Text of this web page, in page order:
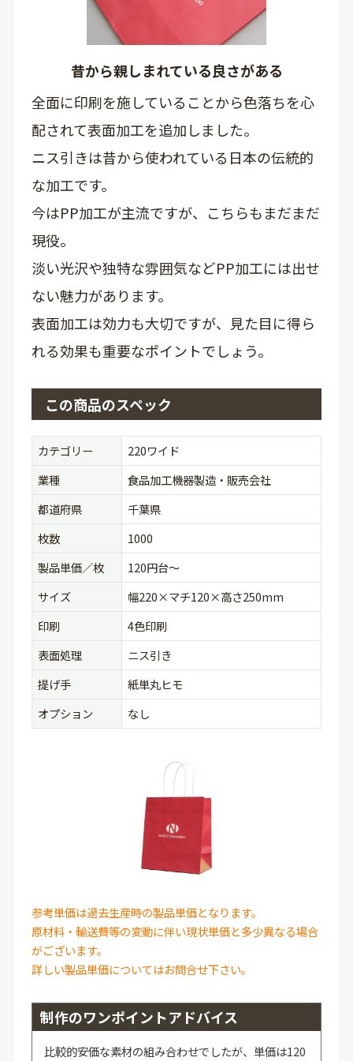
昔から親しまれている良さがある
全面に印刷を施していることから色落ちを心
配されて表面加工を追加しました。
ニス引きは昔から使われている日本の伝統的
な加工です。
今はPP加工が主流ですが、こちらもまだまだ
現役。
淡い光沢や独特な雰囲気などPP加工には出せ
ない魅力があります。
表面加工は効力も大切ですが、見た目に得ら
れる効果も重要なポイントでしょう。
この商品のスペック
カテゴリー
220ワイド
業種
食品加工機器製造・販売会社
都道府県
千葉県
枚数
1000
製品単価／枚
120円台〜
サイズ
幅220×マチ120×高さ250mm
印刷
4色印刷
表面処理
ニス引き
提げ手
紙単丸ヒモ
オプション
なし
参考単価は過去生産時の製品単価となります。
原材料・輸送費等の変動に伴い現状単価と多少異なる場合
がございます。
詳しい製品単価についてはお問合せ下さい。
制作のワンポイントアドバイス
比較的安価な素材の組み合わせでしたが、単価は120